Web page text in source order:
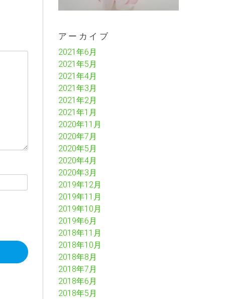
アーカイブ
2021年6月
2021年5月
2021年4月
2021年3月
2021年2月
2021年1月
2020年11月
2020年7月
2020年5月
2020年4月
2020年3月
2019年12月
2019年11月
2019年10月
2019年6月
2018年11月
2018年10月
2018年8月
2018年7月
2018年6月
2018年5月